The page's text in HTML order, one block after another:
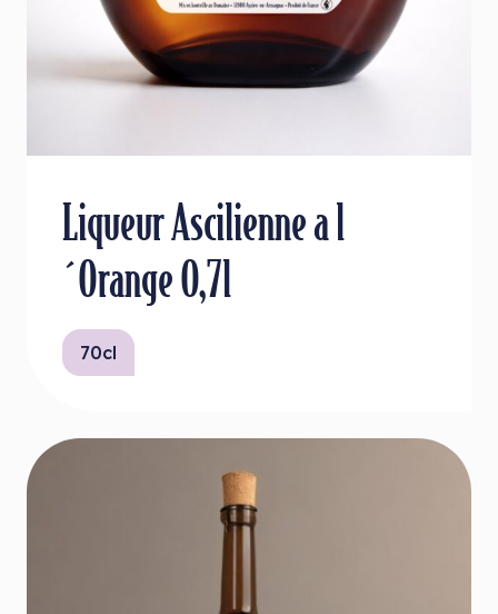
Liqueur Ascilienne a l
´Orange 0,7l
70cl